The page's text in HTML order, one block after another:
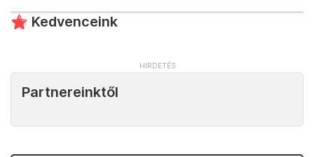
Kedvenceink
Partnereinktől